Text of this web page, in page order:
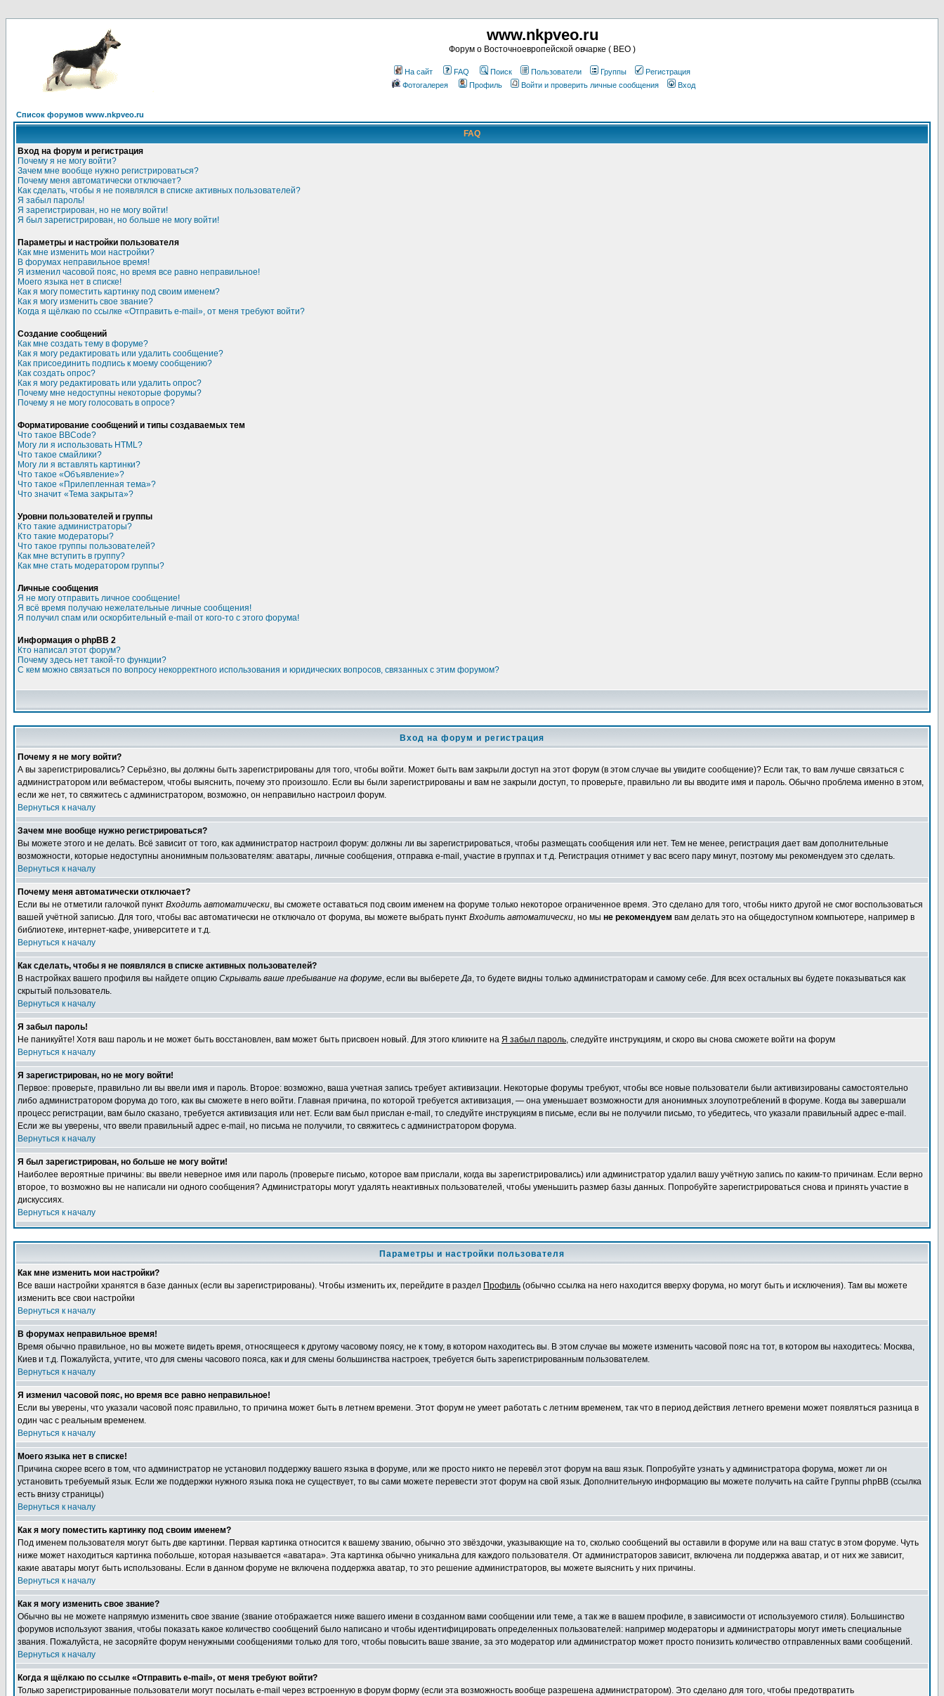
www.nkpveo.ru
Форум о Восточноевропейской овчарке ( ВЕО )
На сайт FAQ Поиск Пользователи Группы
Регистрация
Фотогалерея
Профиль Войти и проверить личные сообщения Вход
Список форумов www.nkpveo.ru
FAQ
Вход на форум и регистрация
Почему я не могу войти?
Зачем мне вообще нужно регистрироваться?
Почему меня автоматически отключает?
Как сделать, чтобы я не появлялся в списке активных пользователей?
Я забыл пароль!
Я зарегистрирован, но не могу войти!
Я был зарегистрирован, но больше не могу войти!
Параметры и настройки пользователя
Как мне изменить мои настройки?
В форумах неправильное время!
Я изменил часовой пояс, но время все равно неправильное!
Моего языка нет в списке!
Как я могу поместить картинку под своим именем?
Как я могу изменить свое звание?
Когда я щёлкаю по ссылке «Отправить e-mail», от меня требуют войти?
Создание сообщений
Как мне создать тему в форуме?
Как я могу редактировать или удалить сообщение?
Как присоединить подпись к моему сообщению?
Как создать опрос?
Как я могу редактировать или удалить опрос?
Почему мне недоступны некоторые форумы?
Почему я не могу голосовать в опросе?
Форматирование сообщений и типы создаваемых тем
Что такое BBCode?
Могу ли я использовать HTML?
Что такое смайлики?
Могу ли я вставлять картинки?
Что такое «Объявление»?
Что такое «Прилепленная тема»?
Что значит «Тема закрыта»?
Уровни пользователей и группы
Кто такие администраторы?
Кто такие модераторы?
Что такое группы пользователей?
Как мне вступить в группу?
Как мне стать модератором группы?
Личные сообщения
Я не могу отправить личное сообщение!
Я всё время получаю нежелательные личные сообщения!
Я получил спам или оскорбительный e-mail от кого-то с этого форума!
Информация о phpBB 2
Кто написал этот форум?
Почему здесь нет такой-то функции?
С кем можно связаться по вопросу некорректного использования и юридических вопросов, связанных с этим форумом?
Вход на форум и регистрация
Почему я не могу войти?
А вы зарегистрировались? Серьёзно, вы должны быть зарегистрированы для того, чтобы войти. Может быть вам закрыли доступ на этот форум (в этом случае вы увидите сообщение)? Если так, то вам лучше связаться с
администратором или вебмастером, чтобы выяснить, почему это произошло. Если вы были зарегистрированы и вам не закрыли доступ, то проверьте, правильно ли вы вводите имя и пароль. Обычно проблема именно в этом,
если же нет, то свяжитесь с администратором, возможно, он неправильно настроил форум.
Вернуться к началу
Зачем мне вообще нужно регистрироваться?
Вы можете этого и не делать. Всё зависит от того, как администратор настроил форум: должны ли вы зарегистрироваться, чтобы размещать сообщения или нет. Тем не менее, регистрация дает вам дополнительные
возможности, которые недоступны анонимным пользователям: аватары, личные сообщения, отправка e-mail, участие в группах и т.д. Регистрация отнимет у вас всего пару минут, поэтому мы рекомендуем это сделать.
Вернуться к началу
Почему меня автоматически отключает?
Если вы не отметили галочкой пункт Входить автоматически, вы сможете оставаться под своим именем на форуме только некоторое ограниченное время. Это сделано для того, чтобы никто другой не смог воспользоваться
вашей учётной записью. Для того, чтобы вас автоматически не отключало от форума, вы можете выбрать пункт Входить автоматически, но мы не рекомендуем вам делать это на общедоступном компьютере, например в
библиотеке, интернет-кафе, университете и т.д.
Вернуться к началу
Как сделать, чтобы я не появлялся в списке активных пользователей?
В настройках вашего профиля вы найдете опцию Скрывать ваше пребывание на форуме, если вы выберетеДа, то будете видны только администраторам и самому себе. Для всех остальных вы будете показываться как
скрытый пользователь.
Вернуться к началу
Я забыл пароль!
Не паникуйте! Хотя ваш пароль и не может быть восстановлен, вам может быть присвоен новый. Для этого кликните на Я забыл пароль, следуйте инструкциям, и скоро вы снова сможете войти на форум
Вернуться к началу
Я зарегистрирован, но не могу войти!
Первое: проверьте, правильно ли вы ввели имя и пароль. Второе: возможно, ваша учетная запись требует активизации. Некоторые форумы требуют, чтобы все новые пользователи были активизированы самостоятельно
либо администратором форума до того, как вы сможете в него войти. Главная причина, по которой требуется активизация, — она уменьшает возможности для анонимных злоупотреблений в форуме. Когда вы завершали
процесс регистрации, вам было сказано, требуется активизация или нет. Если вам был прислан e-mail, то следуйте инструкциям в письме, если вы не получили письмо, то убедитесь, что указали правильный адрес e-mail.
Если же вы уверены, что ввели правильный адрес e-mail, но письма не получили, то свяжитесь с администратором форума.
Вернуться к началу
Я был зарегистрирован, но больше не могу войти!
Наиболее вероятные причины: вы ввели неверное имя или пароль (проверьте письмо, которое вам прислали, когда вы зарегистрировались) или администратор удалил вашу учётную запись по каким-то причинам. Если верно
второе, то возможно вы не написали ни одного сообщения? Администраторы могут удалять неактивных пользователей, чтобы уменьшить размер базы данных. Попробуйте зарегистрироваться снова и принять участие в
дискуссиях.
Вернуться к началу
Параметры и настройки пользователя
Как мне изменить мои настройки?
Все ваши настройки хранятся в базе данных (если вы зарегистрированы). Чтобы изменить их, перейдите в раздел Профиль (обычно ссылка на него находится вверху форума, но могут быть и исключения). Там вы можете
изменить все свои настройки
Вернуться к началу
В форумах неправильное время!
Время обычно правильное, но вы можете видеть время, относящееся к другому часовому поясу, не к тому, в котором находитесь вы. В этом случае вы можете изменить часовой пояс на тот, в котором вы находитесь: Москва,
Киев и т.д. Пожалуйста, учтите, что для смены часового пояса, как и для смены большинства настроек, требуется быть зарегистрированным пользователем.
Вернуться к началу
Я изменил часовой пояс, но время все равно неправильное!
Если вы уверены, что указали часовой пояс правильно, то причина может быть в летнем времени. Этот форум не умеет работать с летним временем, так что в период действия летнего времени может появляться разница в
один час с реальным временем.
Вернуться к началу
Моего языка нет в списке!
Причина скорее всего в том, что администратор не установил поддержку вашего языка в форуме, или же просто никто не перевёл этот форум на ваш язык. Попробуйте узнать у администратора форума, может ли он
установить требуемый язык. Если же поддержки нужного языка пока не существует, то вы сами можете перевести этот форум на свой язык. Дополнительную информацию вы можете получить на сайте Группы phpBB (ссылка
есть внизу страницы)
Вернуться к началу
Как я могу поместить картинку под своим именем?
Под именем пользователя могут быть две картинки. Первая картинка относится к вашему званию, обычно это звёздочки, указывающие на то, сколько сообщений вы оставили в форуме или на ваш статус в этом форуме. Чуть
ниже может находиться картинка побольше, которая называется «аватара». Эта картинка обычно уникальна для каждого пользователя. От администраторов зависит, включена ли поддержка аватар, и от них же зависит,
какие аватары могут быть использованы. Если в данном форуме не включена поддержка аватар, то это решение администраторов, вы можете выяснить у них причины.
Вернуться к началу
Как я могу изменить свое звание?
Обычно вы не можете напрямую изменить свое звание (звание отображается ниже вашего имени в созданном вами сообщении или теме, а так же в вашем профиле, в зависимости от используемого стиля). Большинство
форумов используют звания, чтобы показать какое количество сообщений было написано и чтобы идентифицировать определенных пользователей: например модераторы и администраторы могут иметь специальные
звания. Пожалуйста, не засоряйте форум ненужными сообщениями только для того, чтобы повысить ваше звание, за это модератор или администратор может просто понизить количество отправленных вами сообщений.
Вернуться к началу
Когда я щёлкаю по ссылке «Отправить e-mail», от меня требуют войти?
Только зарегистрированные пользователи могут посылать e-mail через встроенную в форум форму (если эта возможность вообще разрешена администратором). Это сделано для того, чтобы предотвратить